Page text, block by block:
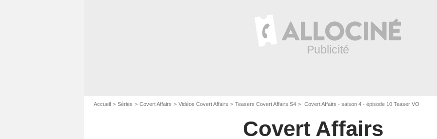
Accueil Séries Covert Affairs Vidéos Covert Affairs Teasers Covert Affairs S4 Covert Affairs - saison 4 - épisode 10 Teaser VO
Covert Affairs